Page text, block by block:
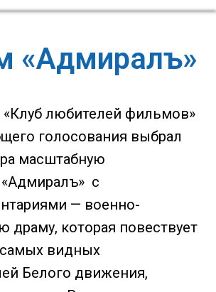
«Адмиралъ»
любителей фильмов»
голосования выбрал
масштабную
«Адмиралъ» с
— военно-
драму, которая повествует
видных
Белого движения,